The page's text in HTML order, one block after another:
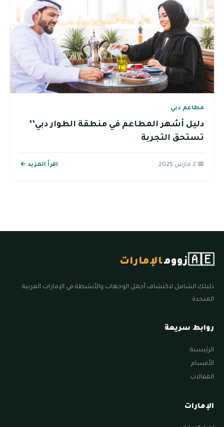
مطاعم دبي
دليل أشهر المطاعم في منطقة الطوار دبي’’
تستحق التجربة
📅 2 مارس 2025 اقرأ المزيد ←
🇦🇪زوومالإمارات
دليلك الشامل لاكتشاف أجمل الوجهات والأنشطة في الإمارات العربية
المتحدة.
روابط سريعة
الرئيسية
الأقسام
المقالات
الإمارات